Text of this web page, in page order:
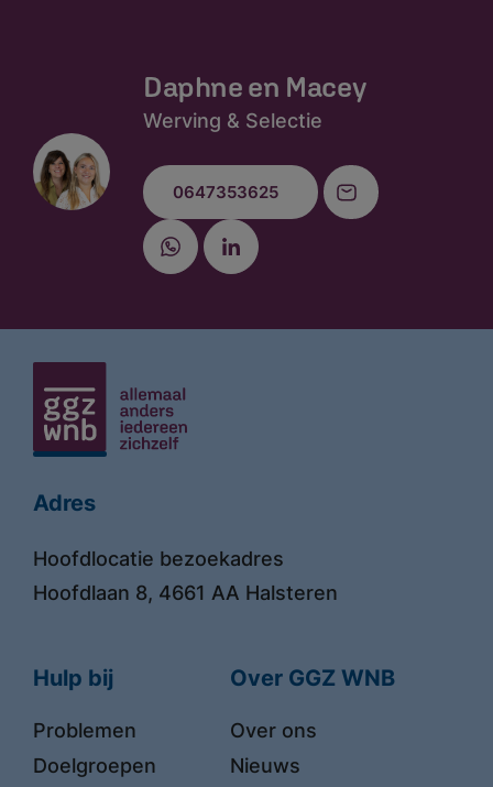
Daphne en Macey
Werving & Selectie
0647353625
Adres
Hoofdlocatie bezoekadres
Hoofdlaan 8, 4661 AA Halsteren
Hulp bij
Problemen
Doelgroepen
Over GGZ WNB
Over ons
Nieuws